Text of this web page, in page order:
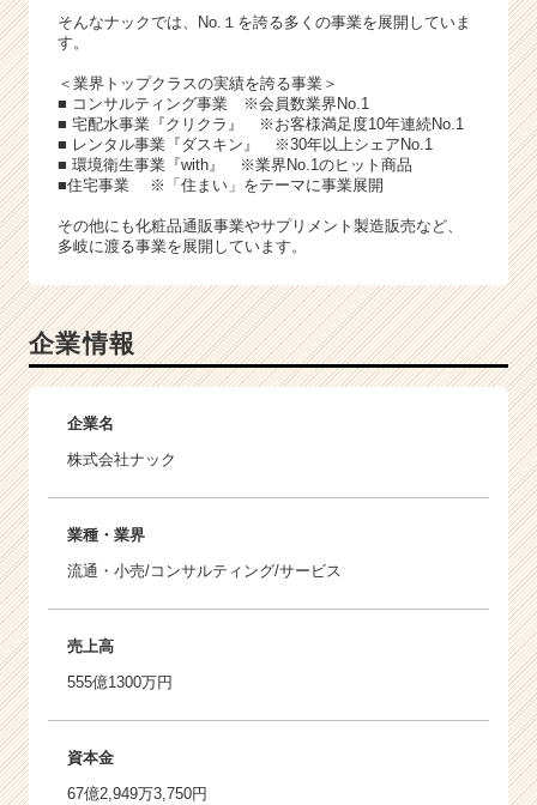
そんなナックでは、No.１を誇る多くの事業を展開していま
す。
＜業界トップクラスの実績を誇る事業＞
■ コンサルティング事業 ※会員数業界No.1
■ 宅配水事業『クリクラ』 ※お客様満足度10年連続No.1
■ レンタル事業『ダスキン』 ※30年以上シェアNo.1
■ 環境衛生事業『with』 ※業界No.1のヒット商品
■住宅事業 ※「住まい」をテーマに事業展開
その他にも化粧品通販事業やサプリメント製造販売など、
多岐に渡る事業を展開しています。
企業情報
企業名
株式会社ナック
業種・業界
流通・小売/コンサルティング/サービス
売上高
555億1300万円
資本金
67億2,949万3,750円